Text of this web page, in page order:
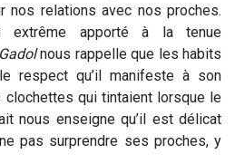
nos relations avec nos proches.
extrême apporté à la tenue
Gadolnous rappelle que les habits
respect qu’il manifeste à son
clochettes qui tintaient lorsque le
nous enseigne qu’il est délicat
pas surprendre ses proches, y